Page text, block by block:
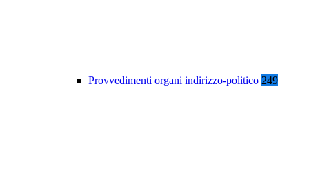
Provvedimenti organi indirizzo-politico 249